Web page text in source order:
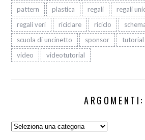
pattern
plastica regali
regali
regali veri
riciclare riciclo
scuola di uncinetto
sponsor tutorial
video
videotutorial
ARGOMENTI:
Argomenti: